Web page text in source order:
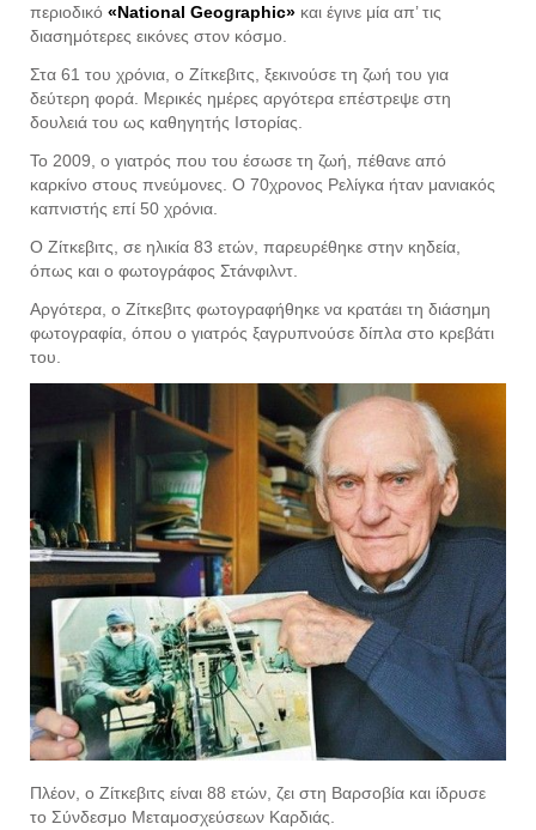
περιοδικό «National Geographic» και έγινε μία απ’ τις
διασημότερες εικόνες στον κόσμο.
Στα 61 του χρόνια, ο Ζίτκεβιτς, ξεκινούσε τη ζωή του για
δεύτερη φορά. Μερικές ημέρες αργότερα επέστρεψε στη
δουλειά του ως καθηγητής Ιστορίας.
Το 2009, ο γιατρός που του έσωσε τη ζωή, πέθανε από
καρκίνο στους πνεύμονες. Ο 70χρονος Ρελίγκα ήταν μανιακός
καπνιστής επί 50 χρόνια.
Ο Ζίτκεβιτς, σε ηλικία 83 ετών, παρευρέθηκε στην κηδεία,
όπως και ο φωτογράφος Στάνφιλντ.
Αργότερα, ο Ζίτκεβιτς φωτογραφήθηκε να κρατάει τη διάσημη
φωτογραφία, όπου ο γιατρός ξαγρυπνούσε δίπλα στο κρεβάτι
του.
Πλέον, ο Ζίτκεβιτς είναι 88 ετών, ζει στη Βαρσοβία και ίδρυσε
το Σύνδεσμο Μεταμοσχεύσεων Καρδιάς.